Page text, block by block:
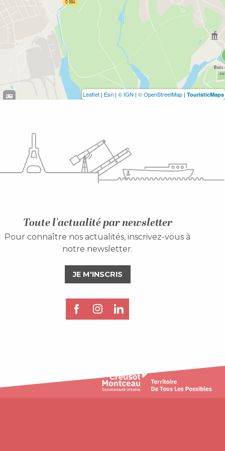
Leaflet | Esri | © IGN | © OpenStreetMap | TouristicMaps
Toute l'actualité par newsletter
Pour connaître nos actualités, inscrivez-vous à
notre newsletter.
JE M'INSCRIS